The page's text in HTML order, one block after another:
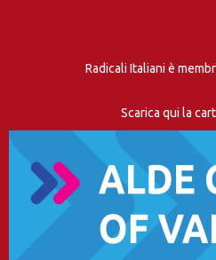
Radicali Italiani è
Scarica qui la